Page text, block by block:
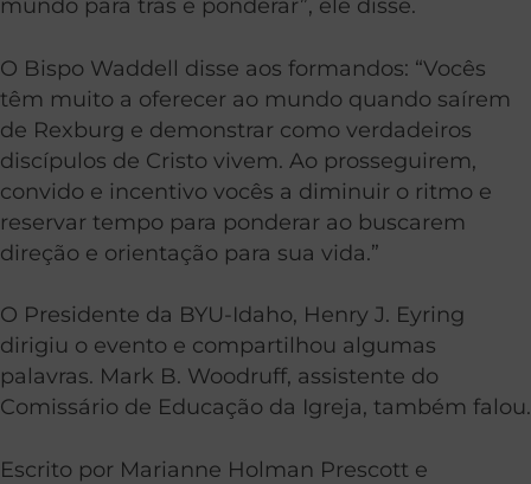
mundo para trás e ponderar”, ele disse.
O Bispo Waddell disse aos formandos: “Vocês
têm muito a oferecer ao mundo quando saírem
de Rexburg e demonstrar como verdadeiros
discípulos de Cristo vivem. Ao prosseguirem,
convido e incentivo vocês a diminuir o ritmo e
reservar tempo para ponderar ao buscarem
direção e orientação para sua vida.”
O Presidente da BYU-Idaho, Henry J. Eyring
dirigiu o evento e compartilhou algumas
palavras. Mark B. Woodruff, assistente do
Comissário de Educação da Igreja, também falou.
Escrito por Marianne Holman Prescott e